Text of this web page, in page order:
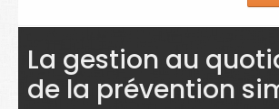
Actualités
Sciences
La gestion au
de la prévention